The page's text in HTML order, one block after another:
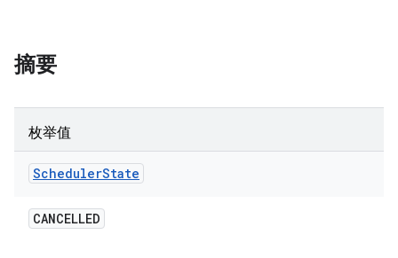
摘要
枚举值
SchedulerState
CANCELLED